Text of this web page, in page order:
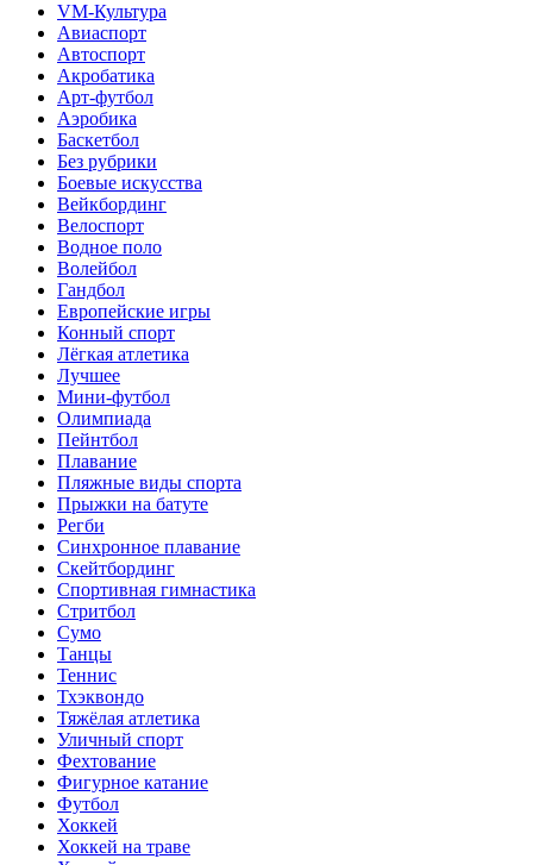
VM-Культура
Авиаспорт
Автоспорт
Акробатика
Арт-футбол
Аэробика
Баскетбол
Без рубрики
Боевые искусства
Вейкбординг
Велоспорт
Водное поло
Волейбол
Гандбол
Европейские игры
Конный спорт
Лёгкая атлетика
Лучшее
Мини-футбол
Олимпиада
Пейнтбол
Плавание
Пляжные виды спорта
Прыжки на батуте
Регби
Синхронное плавание
Скейтбординг
Спортивная гимнастика
Стритбол
Сумо
Танцы
Теннис
Тхэквондо
Тяжёлая атлетика
Уличный спорт
Фехтование
Фигурное катание
Футбол
Хоккей
Хоккей на траве